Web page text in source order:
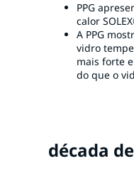
PPG
calor
A PPG
vidro
mais forte
do que o
década